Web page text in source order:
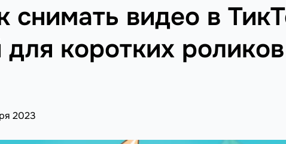
снимать видео в
коротких роликов
2023